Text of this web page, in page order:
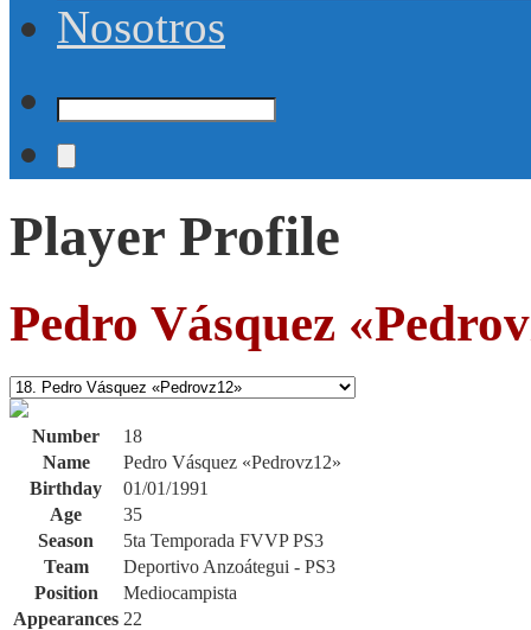
Nosotros
Player Profile
Pedro Vásquez
Number
18
Name
Pedro Vásquez «Pedrovz12»
Birthday
01/01/1991
Age
35
Season
5ta Temporada FVVP PS3
Team
Deportivo Anzoátegui - PS3
Position
Mediocampista
Appearances 22